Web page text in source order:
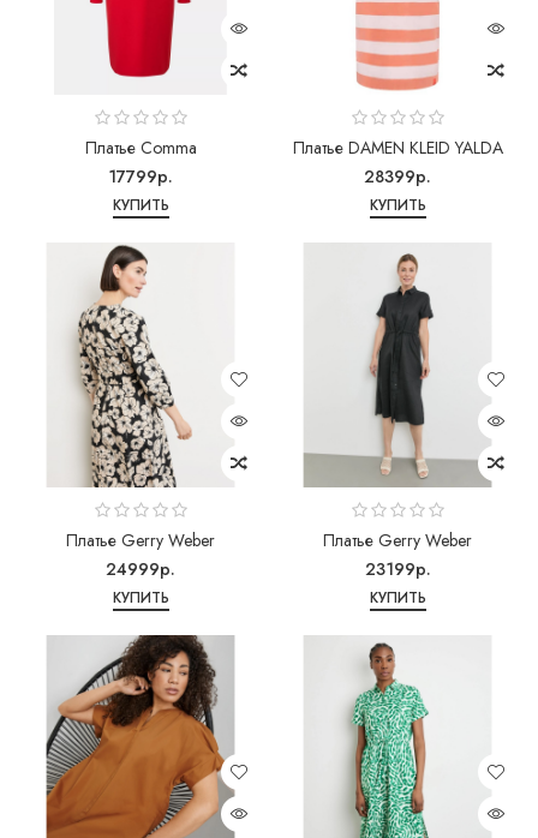
Платье Comma
17799р.
КУПИТЬ
Платье DAMEN KLEID YALDA
28399р.
КУПИТЬ
Платье Gerry Weber
24999р.
КУПИТЬ
Платье Gerry Weber
23199р.
КУПИТЬ